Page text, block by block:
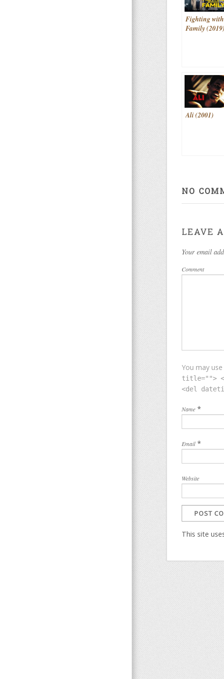
Fighting
Family (2019)
Ali (2001)
NO
LEAVE
Your email
Comment
You may
title="">
<del
Name *
Email *
Website
This site